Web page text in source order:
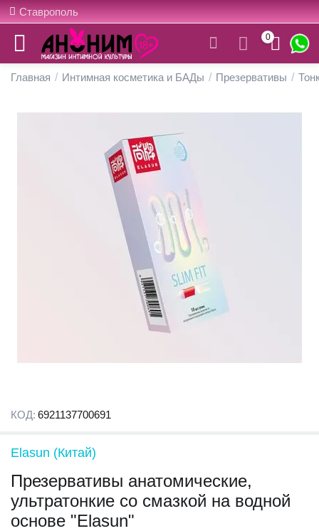
Ставрополь
0
Главная / Интимная косметика и БАДы / Презервативы /
КОД: 6921137700691
Elasun (Китай)
Презервативы анатомические,
ультратонкие со смазкой на водной
основе "Elasun"